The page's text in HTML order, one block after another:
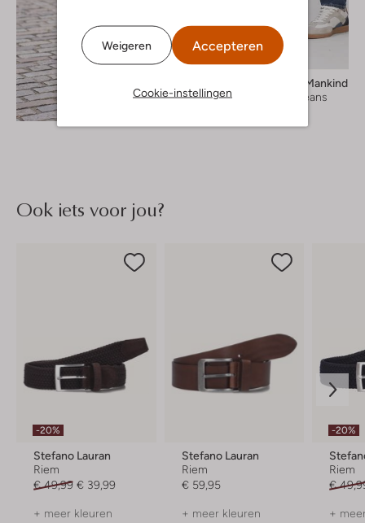
Weigeren Accepteren
Cookie-instellingen
7 For All Mankind
Slim fit jeans
Ook iets voor jou?
-20%
Stefano Lauran
Riem
€ 49,99 € 39,99
+ meer kleuren
Stefano Lauran
Riem
€ 59,95
+ meer kleuren
-20%
Riem
€
+